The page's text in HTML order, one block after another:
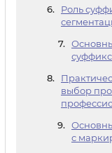
Роль
выбор
с